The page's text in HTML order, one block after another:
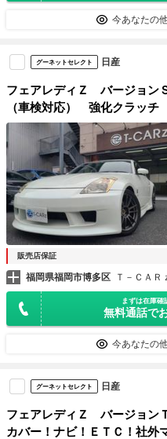
今あなたの
グーネットセレクト 日産
フェアレディＺ バージョン
（車検対応） 強化クラッ
ルエアロ フロントサイド
レイズ１８インチアルミ ６
販売店保証
福岡県福岡市博多区 Ｔ－ＣＡ
まずは在庫確
無料通話で
今あなたの
グーネットセレクト 日産
フェアレディＺ バージョン
カバー！ナビ！ＥＴＣ！社外